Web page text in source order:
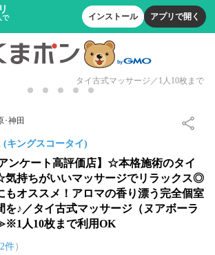
で
インストール アプリで開く
タイ古式マッサージ／1人10枚まで
･神田
キングスコータイ)
ンケート高評価店】☆本格施術のタイ
持ちがいいマッサージでリラックス◎
もオススメ！アロマの香り漂う完全個室
を♪／タイ古式マッサージ（ヌアボーラ
人10枚まで利用OK
件）